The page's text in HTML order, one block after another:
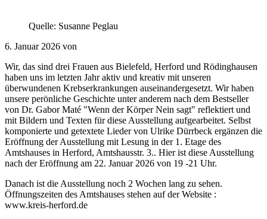
Quelle: Susanne Peglau
6. Januar 2026 von
Wir, das sind drei Frauen aus Bielefeld, Herford und Rödinghausen
haben uns im letzten Jahr aktiv und kreativ mit unseren
überwundenen Krebserkrankungen auseinandergesetzt. Wir haben
unsere perönliche Geschichte unter anderem nach dem Bestseller
von Dr. Gabor Maté "Wenn der Körper Nein sagt" reflektiert und
mit Bildern und Texten für diese Ausstellung aufgearbeitet. Selbst
komponierte und getextete Lieder von Ulrike Dürrbeck ergänzen die
Eröffnung der Ausstellung mit Lesung in der 1. Etage des
Amtshauses in Herford, Amtshausstr. 3.. Hier ist diese Ausstellung
nach der Eröffnung am 22. Januar 2026 von 19 -21 Uhr.
Danach ist die Ausstellung noch 2 Wochen lang zu sehen.
Öffnungszeiten des Amtshauses stehen auf der Website :
www.kreis-herford.de